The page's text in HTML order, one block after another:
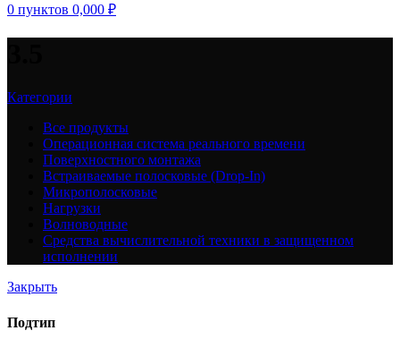
0 пунктов 0,000 ₽
Категории
Все продукты
Операционная система реального времени
Поверхностного монтажа
Встраиваемые полосковые (Drop-In)
Микрополосковые
Нагрузки
Волноводные
Средства вычислительной техники в защищенном
исполнении
Закрыть
Подтип